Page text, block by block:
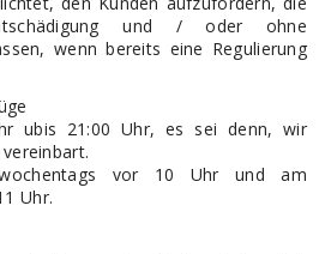
und / oder ohne
wenn bereits eine Regulierung
ubis 21:00 Uhr, es sei denn, wir
vor 10 Uhr und am
Uhr.